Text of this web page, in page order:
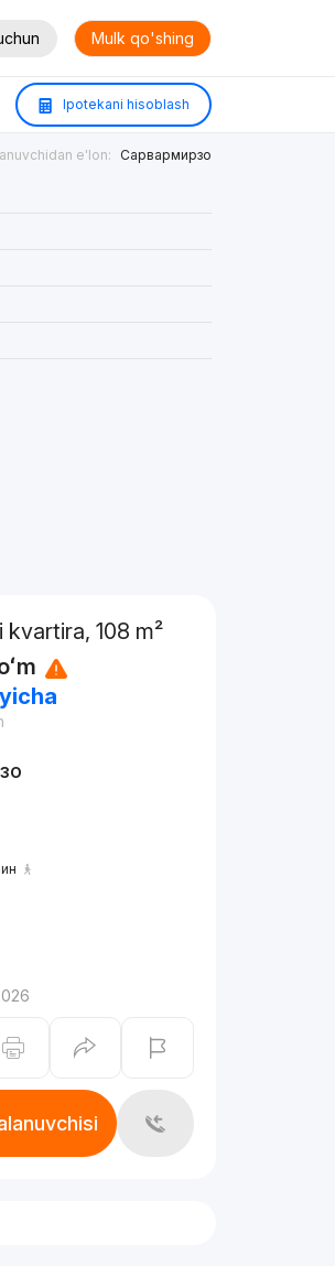
Mulk qo'shing
Ipotekani hisoblash
e'lon: Сарвармирзо
108 m²